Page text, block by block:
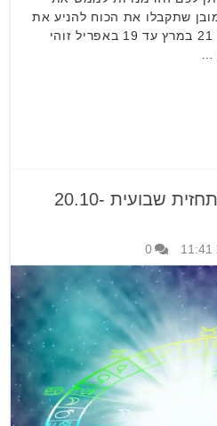
שתקבלו את הכוח להניע את
התחומים החשובים לכם. טלה 21 במרץ עד 19 באפריל זוהי
הורוסקופ/אסטרולוגיה: תחזית שבועית 20.10-
0